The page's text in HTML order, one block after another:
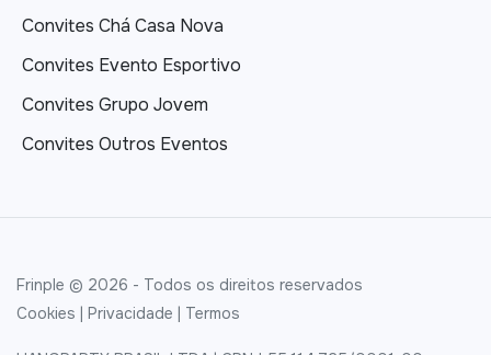
Convites Chá Casa Nova
Convites Evento Esportivo
Convites Grupo Jovem
Convites Outros Eventos
Frinple © 2026 - Todos os direitos reservados
Cookies | Privacidade | Termos